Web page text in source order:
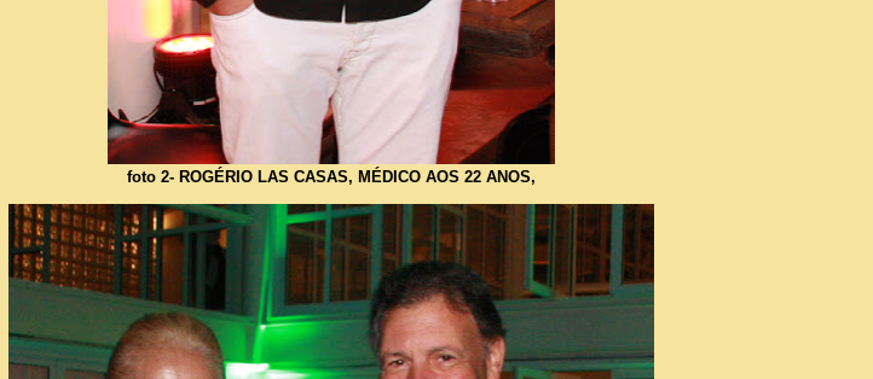
foto 2- ROGÉRIO LAS CASAS, MÉDICO AOS 22 ANOS,